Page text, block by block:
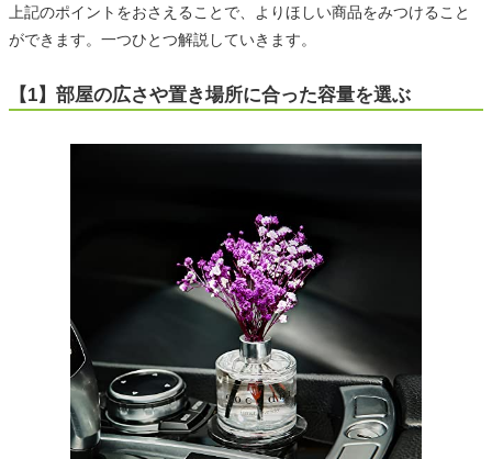
上記のポイントをおさえることで、よりほしい商品をみつけること
ができます。一つひとつ解説していきます。
【1】部屋の広さや置き場所に合った容量を選ぶ